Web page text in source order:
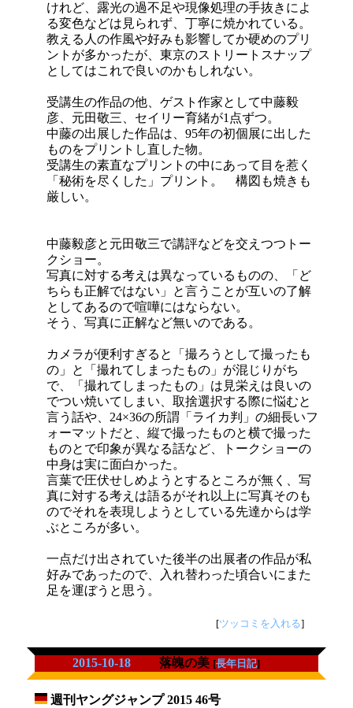
けれど、露光の過不足や現像処理の手抜きによ
る変色などは見られず、丁寧に焼かれている。
教える人の作風や好みも影響してか硬めのプリ
ントが多かったが、東京のストリートスナップ
としてはこれで良いのかもしれない。
受講生の作品の他、ゲスト作家として中藤毅
彦、元田敬三、セイリー育緒が1点ずつ。
中藤の出展した作品は、95年の初個展に出した
ものをプリントし直した物。
受講生の素直なプリントの中にあって目を惹く
「秘術を尽くした」プリント。 構図も焼きも
厳しい。
中藤毅彦と元田敬三で講評などを交えつつトー
クショー。
写真に対する考えは異なっているものの、「ど
ちらも正解ではない」と言うことが互いの了解
としてあるので喧嘩にはならない。
そう、写真に正解など無いのである。
カメラが便利すぎると「撮ろうとして撮ったも
の」と「撮れてしまったもの」が混じりがち
で、「撮れてしまったもの」は見栄えは良いの
でつい焼いてしまい、取捨選択する際に悩むと
言う話や、24×36の所謂「ライカ判」の細長いフ
ォーマットだと、縦で撮ったものと横で撮った
ものとで印象が異なる話など、トークショーの
中身は実に面白かった。
言葉で圧伏せしめようとするところが無く、写
真に対する考えは語るがそれ以上に写真そのも
のでそれを表現しようとしている先達からは学
ぶところが多い。
一点だけ出されていた後半の出展者の作品が私
好みであったので、入れ替わった頃合いにまた
足を運ぼうと思う。
[ツッコミを入れる]
2015-10-18 落魄の美 [長年日記]
週刊ヤングジャンプ 2015 46号